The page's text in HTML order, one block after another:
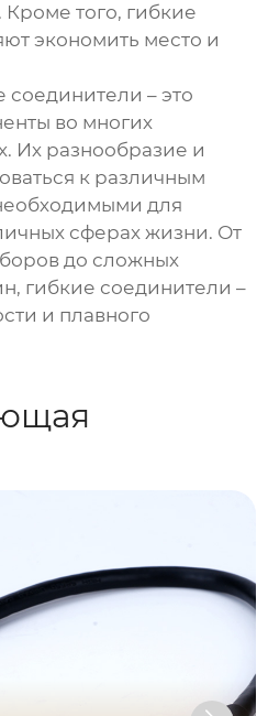
Кроме того, гибкие
экономить место и
соединители – это
во многих
Их разнообразие и
к различным
для
сферах жизни. От
до сложных
гибкие соединители –
и плавного